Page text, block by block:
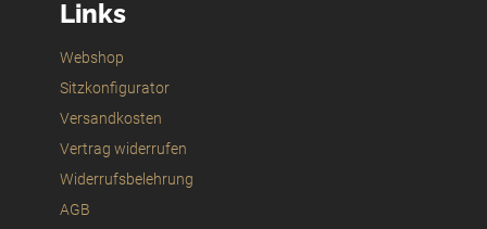
Links
Webshop
Sitzkonfigurator
Versandkosten
Vertrag widerrufen
Widerrufsbelehrung
AGB